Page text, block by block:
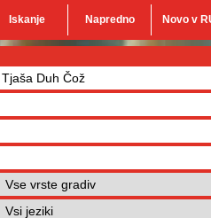
Iskanje Napredno Novo v